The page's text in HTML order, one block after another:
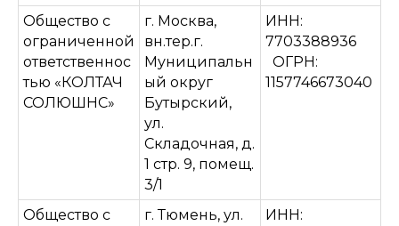
Общество с
ограниченной
ответственнос
тью «КОЛТАЧ
СОЛЮШНС»
г. Москва,
вн.тер.г.
Муниципальн
ый округ
Бутырский,
ул.
Складочная, д.
1 стр. 9, помещ.
3/1
ИНН:
7703388936
ОГРН:
1157746673040
Общество с
г. Тюмень, ул.
ИНН: